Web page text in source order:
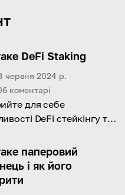
DeFi Staking
червня 2024 р.
коментарі
для себе
DeFi стейкінгу та
дохід за допомогою
методу!
паперовий
і як його